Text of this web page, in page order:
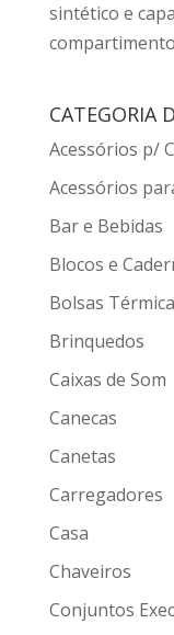
sintético e
CATEGORIA
Acessórios p/
Acessórios
Bar e Bebidas
Blocos e
Bolsas
Brinquedos
Caixas de Som
Canecas
Canetas
Carregadores
Casa
Chaveiros
Conjuntos